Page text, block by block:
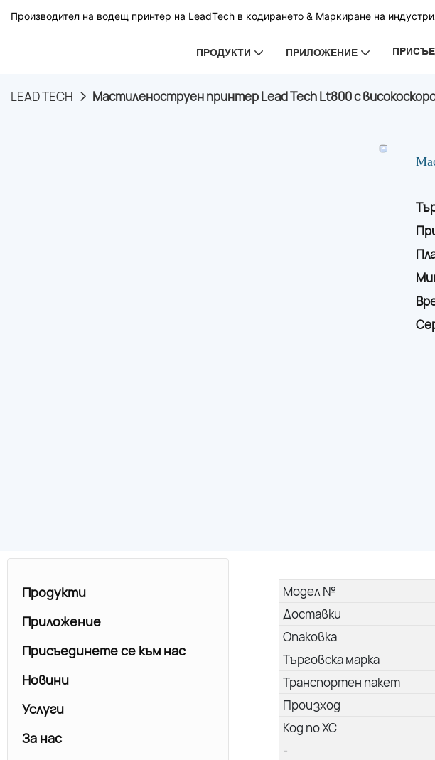
Производител на водещ принтер на LeadTech в кодирането & Маркиране на
ПРОДУКТИ ПРИЛОЖЕНИЕ
LEAD TECH Мастиленоструен принтер Lead Tech Lt800 с
Модел №
Доставки
Опаковка
Търговска марка
Транспортен пакет
Произход
Код по ХС
-
Продукти
Приложение
Присъединете се към нас
Новини
Услуги
За нас